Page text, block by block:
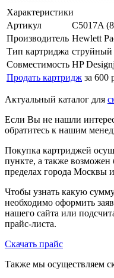
Характеристики
Артикул
C5017A
Производитель Hewlett
Тип картриджа струйный
Совместимость HP
Продать картридж за 600
Актуальный каталог для
Если Вы не нашли
обратитесь к нашим
Покупка картриджей
пункте, а также возможен
пределах города Москвы
Чтобы узнать какую
необходимо оформить
нашего сайта или
прайс-листа.
Скачать прайс
Также мы осуществляем